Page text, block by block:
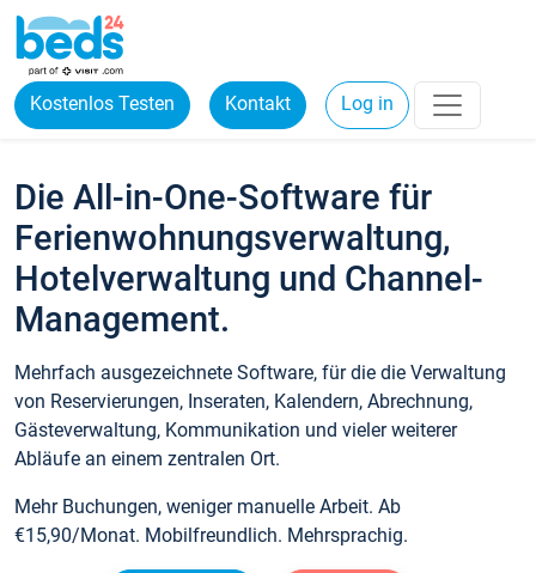
Kostenlos Testen Kontakt Log in
Die All-in-One-Software für
Ferienwohnungsverwaltung,
Hotelverwaltung und Channel-
Management.
Mehrfach ausgezeichnete Software, für die die Verwaltung
von Reservierungen, Inseraten, Kalendern, Abrechnung,
Gästeverwaltung, Kommunikation und vieler weiterer
Abläufe an einem zentralen Ort.
Mehr Buchungen, weniger manuelle Arbeit. Ab
€15,90/Monat. Mobilfreundlich. Mehrsprachig.